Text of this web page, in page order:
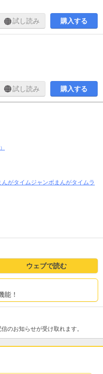
試し読み 購入する
試し読み 購入する
んがタイムジャンボまんがタイムラ
ウェブで読む
能！
のお知らせが受け取れます。